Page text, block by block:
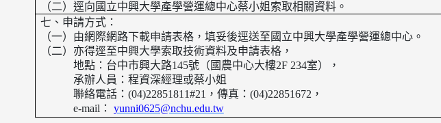
（二）逕向國立中興大學產學營運總中心蔡小姐索取相關資料。
七、申請方式：
（一）由網際網路下載申請表格，填妥後逕送至國立中興大學產學營運總中心。
（二）亦得逕至中興大學索取技術資料及申請表格，
地點：台中市興大路145號（國農中心大樓2F 234室），
承辦人員：程資深經理或蔡小姐
聯絡電話： (04)22851811#21 ，傳真： (04)22851672 ，
e-mail ： yunni0625@nchu.edu.tw